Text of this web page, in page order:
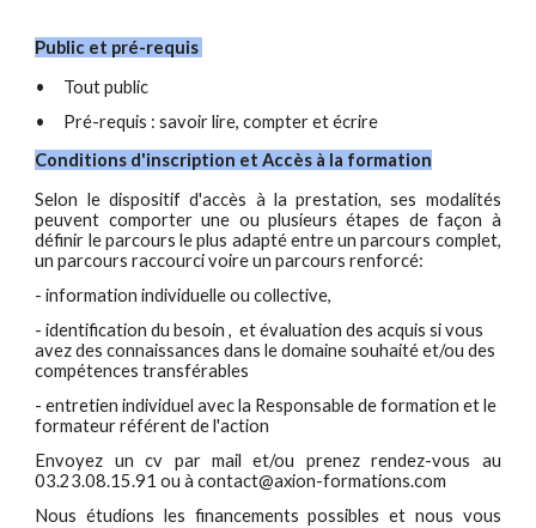
Public et pré-requis
•
Tout public
•
Pré-requis : savoir lire, compter et écrire
Conditions d'inscription et Accès à la formation
Selon le dispositif d'accès à la prestation, ses modalités
peuvent comporter une ou plusieurs étapes de façon à
définir le parcours le plus adapté entre un parcours complet,
un parcours raccourci voire un parcours renforcé:
- information individuelle ou collective,
- identification du besoin , et évaluation des acquis si vous
avez des connaissances dans le domaine souhaité et/ou des
compétences transférables
- entretien individuel avec la Responsable de formation et le
formateur référent de l'action
Envoyez un cv par mail et/ou prenez rendez-vous au
03.23.08.15.91 ou à contact@axion-formations.com
Nous étudions les financements possibles et nous vous